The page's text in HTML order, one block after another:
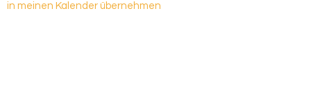
in meinen Kalender übernehmen